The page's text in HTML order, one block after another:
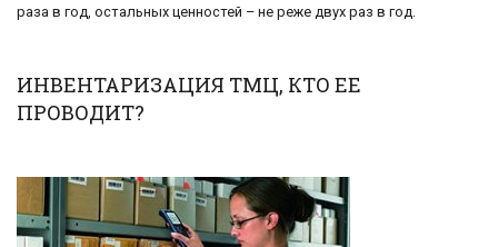
раза в год, остальных ценностей – не реже двух раз в год.
ИНВЕНТАРИЗАЦИЯ ТМЦ, КТО ЕЕ
ПРОВОДИТ?